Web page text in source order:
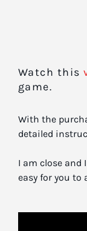
Watch this
game.
With the
detailed
I am close and
easy for you to